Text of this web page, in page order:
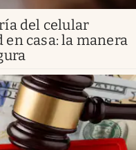
del celular
casa: la manera